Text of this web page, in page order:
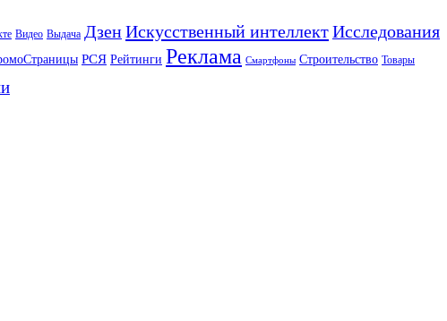
Видео Выдача ДзенИскусственный интеллектИсследования
РСЯ Рейтинги Реклама Смартфоны Строительство Товары